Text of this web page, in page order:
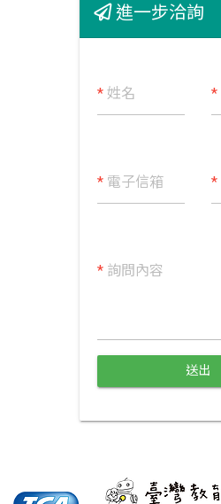
進一步洽詢
*姓名 *
*電子信箱 *
*詢問內容
送出